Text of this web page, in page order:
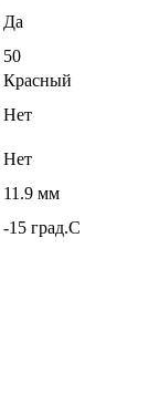
Да
50
Красный
Нет
Нет
11.9 мм
-15 град.C